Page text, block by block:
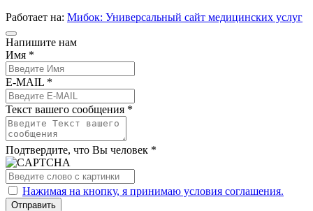
Работает на: Мибок: Универсальный сайт медицинских услуг
Напишите нам
Имя *
E-MAIL *
Текст вашего сообщения *
Подтвердите, что Вы человек *
Нажимая на кнопку, я принимаю условия соглашения.
Отправить